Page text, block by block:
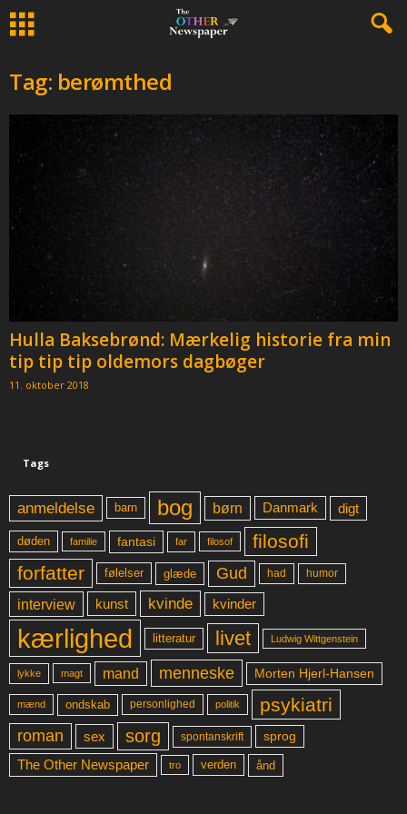
Tag: berømthed
Hulla Baksebrønd: Mærkelig historie fra min
tip tip tip oldemors dagbøger
11. oktober 2018
Tags
anmeldelse barn bog børn Danmark digt
døden familie fantasi far filosof
filosofi
forfatter
følelser glæde Gud had humor
interview kunst kvinde kvinder
kærlighed litteratur livet Ludwig Wittgenstein
lykke magt mand menneske Morten Hjerl-Hansen
mænd ondskab personlighed politik psykiatri
roman sex sorg spontanskrift sprog
The Other Newspaper tro verden ånd